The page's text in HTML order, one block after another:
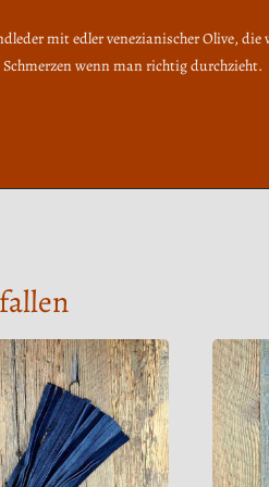
mit edler venezianischer Olive,
wenn man richtig durchzieht.